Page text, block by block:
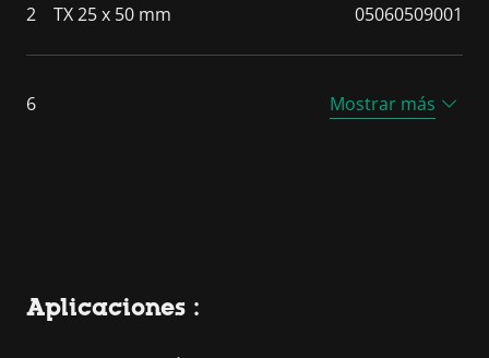
2
TX 25 x 50 mm 05060509001
6 Mostrar más
Aplicaciones :